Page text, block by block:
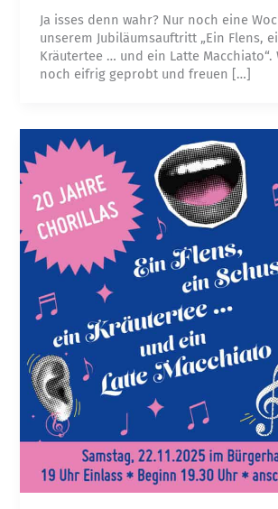
Ja isses denn wahr? Nur noch eine
unserem Jubiläumsauftritt „Ein Flens,
Kräutertee … und ein Latte Macchiato“.
noch eifrig geprobt und freuen […]